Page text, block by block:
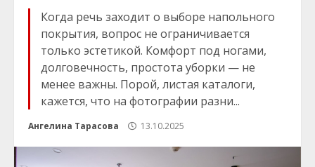
Когда речь заходит о выборе напольного
покрытия, вопрос не ограничивается
только эстетикой. Комфорт под ногами,
долговечность, простота уборки — не
менее важны. Порой, листая каталоги,
кажется, что на фотографии разни...
Ангелина Тарасова 13.10.2025